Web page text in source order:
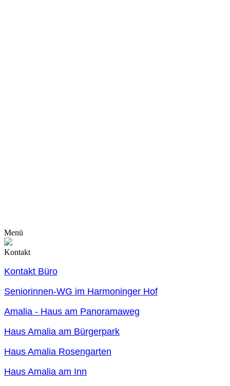
Menü
Kontakt
Kontakt Büro
Seniorinnen-WG im Harmoninger Hof
Amalia - Haus am Panoramaweg
Haus Amalia am Bürgerpark
Haus Amalia Rosengarten
Haus Amalia am Inn